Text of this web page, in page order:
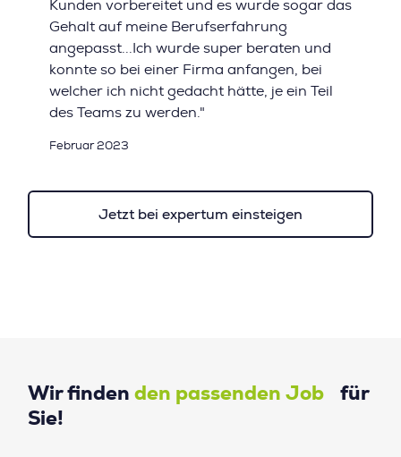
Kunden vorbereitet und es wurde sogar das
Gehalt auf meine Berufserfahrung
angepasst...Ich wurde super beraten und
konnte so bei einer Firma anfangen, bei
welcher ich nicht gedacht hätte, je ein Teil
des Teams zu werden."
Februar 2023
Jetzt bei expertum einsteigen
Wir finden den passenden Job für
Sie!